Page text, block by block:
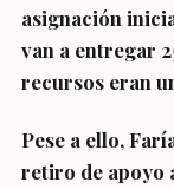
asignación
van a entregar
recursos eran
Pese a ello,
retiro de apoyo